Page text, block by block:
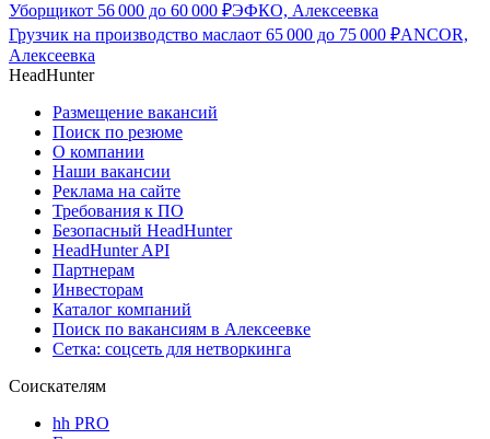
Уборщикот 56 000 до 60 000 ₽ЭФКО, Алексеевка
Грузчик на производство маслаот 65 000 до 75 000 ₽ANCOR,
Алексеевка
HeadHunter
Размещение вакансий
Поиск по резюме
О компании
Наши вакансии
Реклама на сайте
Требования к ПО
Безопасный HeadHunter
HeadHunter API
Партнерам
Инвесторам
Каталог компаний
Поиск по вакансиям в Алексеевке
Сетка: соцсеть для нетворкинга
Соискателям
hh PRO